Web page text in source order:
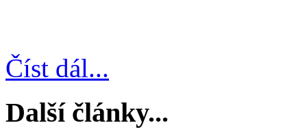
Číst dál...
Další články...